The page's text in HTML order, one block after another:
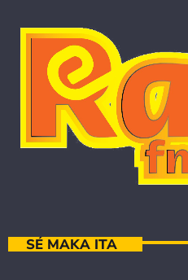
SÉ MAKA ITA